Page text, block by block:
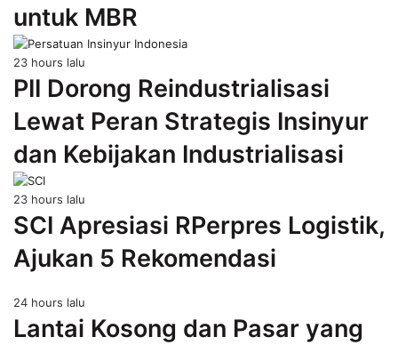
untuk MBR
23 hours lalu
PII Dorong Reindustrialisasi
Lewat Peran Strategis Insinyur
dan Kebijakan Industrialisasi
23 hours lalu
SCI Apresiasi RPerpres Logistik,
Ajukan 5 Rekomendasi
24 hours lalu
Lantai Kosong dan Pasar yang